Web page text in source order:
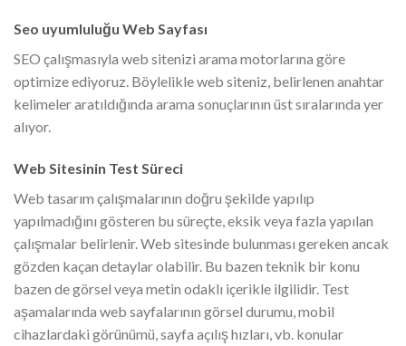
Seo uyumluluğu Web Sayfası
SEO çalışmasıyla web sitenizi arama motorlarına göre
optimize ediyoruz. Böylelikle web siteniz, belirlenen anahtar
kelimeler aratıldığında arama sonuçlarının üst sıralarında yer
alıyor.
Web Sitesinin Test Süreci
Web tasarım çalışmalarının doğru şekilde yapılıp
yapılmadığını gösteren bu süreçte, eksik veya fazla yapılan
çalışmalar belirlenir. Web sitesinde bulunması gereken ancak
gözden kaçan detaylar olabilir. Bu bazen teknik bir konu
bazen de görsel veya metin odaklı içerikle ilgilidir. Test
aşamalarında web sayfalarının görsel durumu, mobil
cihazlardaki görünümü, sayfa açılış hızları, vb. konular